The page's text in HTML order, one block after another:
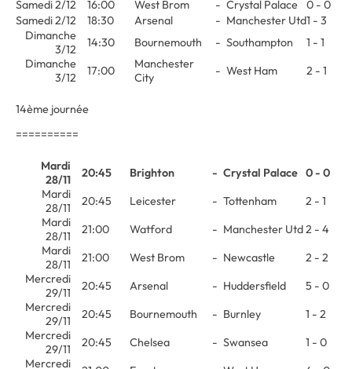
Samedi 2/12
16:00 West Brom - Crystal Palace
0 - 0
Samedi 2/12
18:30 Arsenal - Manchester Utd1 - 3
Dimanche
3/12
14:30 Bournemouth - Southampton
1 - 1
Dimanche
3/12
17:00
Manchester
City
- West Ham 2 - 1
14ème journée
==========
Mardi
28/11
20:45 Brighton - Crystal Palace 0 - 0
Mardi
28/11
20:45 Leicester - Tottenham
2 - 1
Mardi
28/11
21:00 Watford - Manchester Utd2 - 4
Mardi
28/11
21:00 West Brom - Newcastle
2 - 2
Mercredi
29/11
20:45 Arsenal - Huddersfield
5 - 0
Mercredi
29/11
20:45 Bournemouth - Burnley
1 - 2
Mercredi
29/11
20:45 Chelsea - Swansea
1 - 0
Mercredi